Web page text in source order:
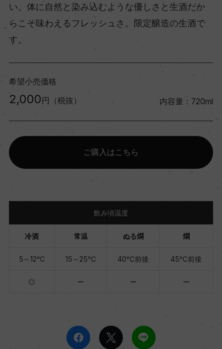
い。体に自然と染み込むような優しさと生酒だか
らこそ味わえるフレッシュさ。限定醸造の生酒で
す。
希望小売価格
2,000 円（税抜） 内容量：720ml
ご購入はこちら
飲み頃温度
冷酒 常温 ぬる燗 燗
5～12℃ 15～25℃ 40℃前後 45℃前後
◎ ー ー ー